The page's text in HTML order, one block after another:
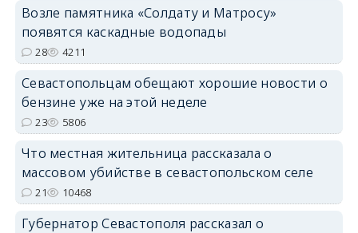
Возле памятника «Солдату и Матросу»
появятся каскадные водопады
28 4211
Севастопольцам обещают хорошие новости о
бензине уже на этой неделе
23 5806
Что местная жительница рассказала о
массовом убийстве в севастопольском селе
21 10468
Губернатор Севастополя рассказал о